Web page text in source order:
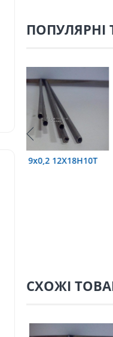
ПОПУЛЯРНІ
труба 75х1,5,
СХОЖІ